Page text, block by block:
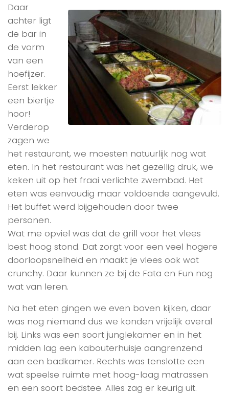
Daar
achter ligt
de bar in
de vorm
van een
hoefijzer.
Eerst lekker
een biertje
hoor!
Verderop
zagen we
het restaurant, we moesten natuurlijk nog wat
eten. In het restaurant was het gezellig druk, we
keken uit op het fraai verlichte zwembad. Het
eten was eenvoudig maar voldoende aangevuld.
Het buffet werd bijgehouden door twee
personen.
Wat me opviel was dat de grill voor het vlees
best hoog stond. Dat zorgt voor een veel hogere
doorloopsnelheid en maakt je vlees ook wat
crunchy. Daar kunnen ze bij de Fata en Fun nog
wat van leren.
Na het eten gingen we even boven kijken, daar
was nog niemand dus we konden vrijelijk overal
bij. Links was een soort junglekamer en in het
midden lag een kabouterhuisje aangrenzend
aan een badkamer. Rechts was tenslotte een
wat speelse ruimte met hoog-laag matrassen
en een soort bedstee. Alles zag er keurig uit.